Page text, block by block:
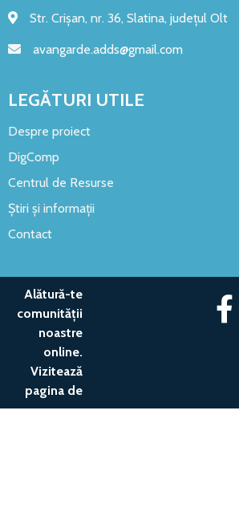
Str. Crișan, nr. 36, Slatina, județul Olt
avangarde.adds@gmail.com
LEGĂTURI UTILE
Despre proiect
DigComp
Centrul de Resurse
Știri și informații
Contact
Alătură-te
comunității
noastre
online.
Vizitează
pagina de